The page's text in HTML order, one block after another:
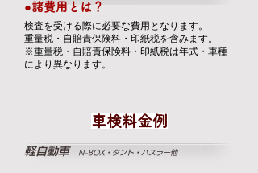
●諸費用とは？
検査を受ける際に必要な費用となります。
重量税・自賠責保険料・印紙税を含みます。
​※重量税・自賠責保険料・印紙税は年式・車種
により異なります。
車検料金例
軽自動車​​ N-BOX・タント・ハスラー他